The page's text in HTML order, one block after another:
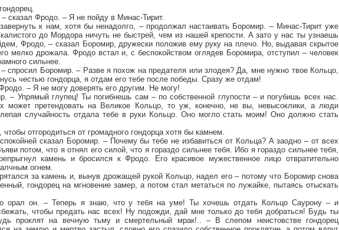
сказал Фродо. – Я не пойду в Минас-Тирит.
к нам, хотя бы ненадолго, – продолжал настаивать Боромир. – Минас-Тирит уже
до Мордора ничуть не быстрей, чем из нашей крепости. А зато у нас ты узнаешь
Фродо, – сказал Боромир, дружески положив ему руку на плечо. Но, выдавая скрытое
мелко дрожала. Фродо встал и, с беспокойством оглядев Боромира, отступил – человек
сильнее.
спросил Боромир. – Разве я похож на предателя или злодея? Да, мне нужно твое Кольцо,
честью гондорца, я отдам его тебе после победы. Сразу же отдам!
– Я не могу доверять его другим. Не могу!
– Упрямый глупец! Ты погибнешь сам – по собственной глупости – и погубишь всех нас.
может претендовать на Великое Кольцо, то уж, конечно, не вы, невысоклики, а люди
случайность отдала тебе в руки Кольцо. Оно могло стать моим! Оно должно стать
отгородиться от громадного гондорца хотя бы камнем.
сказал Боромир. – Почему бы тебе не избавиться от Кольца? А заодно – от всех
потом, что я отнял его силой, что я гораздо сильнее тебя. Ибо я гораздо сильнее тебя,
камень и бросился к Фродо. Его красивое мужественное лицо отвратительно
огнем.
за камень и, вынув дрожащей рукой Кольцо, надел его – потому что Боромир снова
гондорец на мгновение замер, а потом стал метаться по лужайке, пытаясь отыскать
орал он. – Теперь я знаю, что у тебя на уме! Ты хочешь отдать Кольцо Саурону – и
чтобы предать нас всех! Ну подожди, дай мне только до тебя добраться! Будь ты
проклят на вечную тьму и смертельный мрак!.. – В слепом неистовстве гондорец